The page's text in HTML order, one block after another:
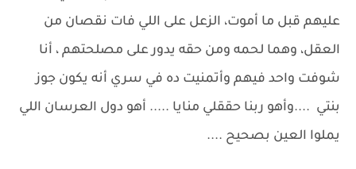
عليهم قبل ما أموت، الزعل على اللي فات نقصان من
العقل، وهما لحمه ومن حقه يدور على مصلحتهم ، أنا
شوفت واحد فيهم وأتمنيت ده في سري أنه يكون جوز
بنتي ....وأهو ربنا حققلي منايا ..... أهو دول العرسان اللي
يملوا العين بصحيح ....